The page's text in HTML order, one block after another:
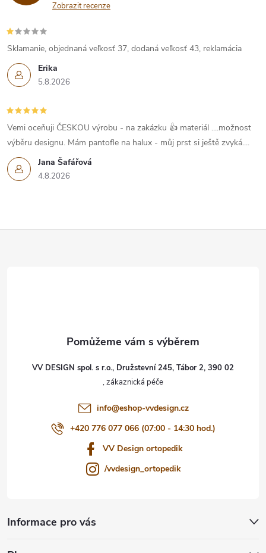
Zobrazit recenze
Erika
5.8.2026
Sklamanie, objednaná veľkosť 37, dodaná veľkosť 43, reklamácia
Jana Šafářová
4.8.2026
Vemi oceňuji ČESKOU výrobu - na zakázku 👍 materiál ....možnost
výběru designu. Mám pantofle na halux - můj prst si ještě zvyká....
VV DESIGN spol. s r.o., Družstevní 245, Tábor 2, 390 02
info@eshop-vvdesign.cz
+420 776 077 066 (07:00 - 14:30 hod.)
VV Design ortopedik
/vvdesign_ortopedik
Informace pro vás